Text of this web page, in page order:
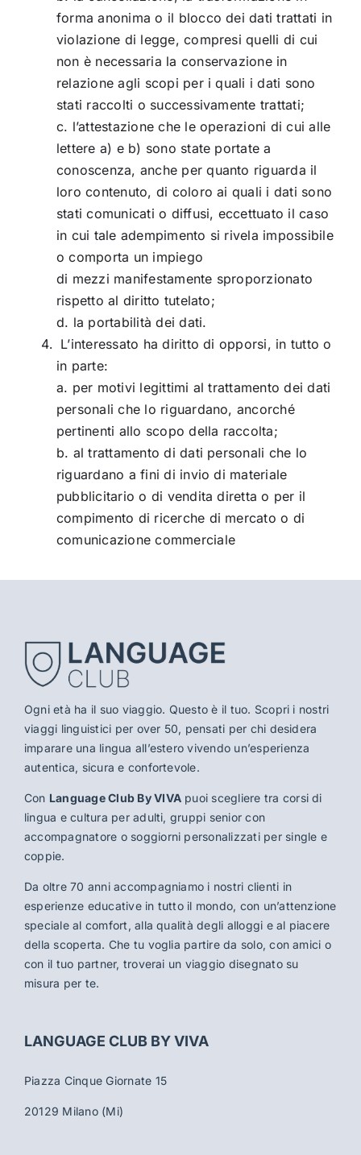
forma anonima o il blocco dei dati trattati in
violazione di legge, compresi quelli di cui
non è necessaria la conservazione in
relazione agli scopi per i quali i dati sono
stati raccolti o successivamente trattati;
c. l’attestazione che le operazioni di cui alle
lettere a) e b) sono state portate a
conoscenza, anche per quanto riguarda il
loro contenuto, di coloro ai quali i dati sono
stati comunicati o diffusi, eccettuato il caso
in cui tale adempimento si rivela impossibile
o comporta un impiego
di mezzi manifestamente sproporzionato
rispetto al diritto tutelato;
d. la portabilità dei dati.
L’interessato ha diritto di opporsi, in tutto o
in parte:
a. per motivi legittimi al trattamento dei dati
personali che lo riguardano, ancorché
pertinenti allo scopo della raccolta;
b. al trattamento di dati personali che lo
riguardano a fini di invio di materiale
pubblicitario o di vendita diretta o per il
compimento di ricerche di mercato o di
comunicazione commerciale
Ogni età ha il suo viaggio. Questo è il tuo. Scopri i nostri
viaggi linguistici per over 50, pensati per chi desidera
imparare una lingua all’estero vivendo un’esperienza
autentica, sicura e confortevole.
Con Language Club By VIVA puoi scegliere tra corsi di
lingua e cultura per adulti, gruppi senior con
accompagnatore o soggiorni personalizzati per single e
coppie.
Da oltre 70 anni accompagniamo i nostri clienti in
esperienze educative in tutto il mondo, con un’attenzione
speciale al comfort, alla qualità degli alloggi e al piacere
della scoperta. Che tu voglia partire da solo, con amici o
con il tuo partner, troverai un viaggio disegnato su
misura per te.
LANGUAGE CLUB BY VIVA
Piazza Cinque Giornate 15
20129 Milano (Mi)